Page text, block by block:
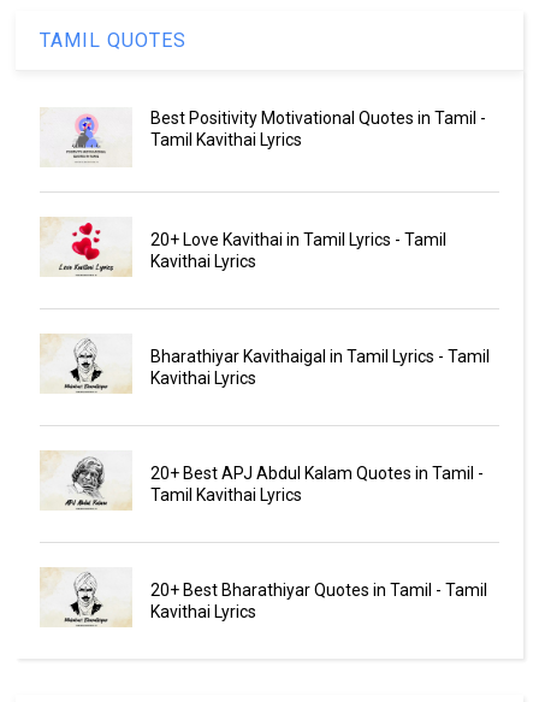
TAMIL QUOTES
Best Positivity Motivational Quotes in Tamil -
Tamil Kavithai Lyrics
20+ Love Kavithai in Tamil Lyrics - Tamil
Kavithai Lyrics
Bharathiyar Kavithaigal in Tamil Lyrics - Tamil
Kavithai Lyrics
20+ Best APJ Abdul Kalam Quotes in Tamil -
Tamil Kavithai Lyrics
20+ Best Bharathiyar Quotes in Tamil - Tamil
Kavithai Lyrics